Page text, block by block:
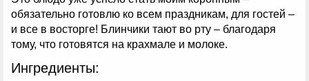
обязательно готовлю ко всем праздникам, для гостей –
и все в восторге! Блинчики тают во рту – благодаря
тому, что готовятся на крахмале и молоке.
Ингредиенты: